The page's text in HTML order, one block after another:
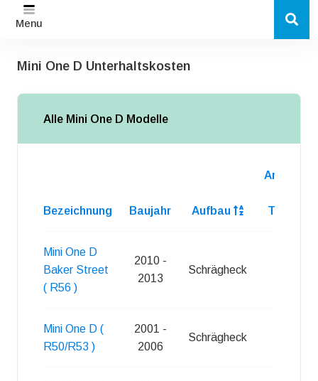
Menu
Mini One D Unterhaltskosten
Alle Mini One D Modelle
Bezeichnung Baujahr Aufbau
Anzahl
Turen
Mini One D
Baker Street
( R56 )
2010 -
2013
Schrägheck
Mini One D (
R50/R53 )
2001 -
2006
Schrägheck